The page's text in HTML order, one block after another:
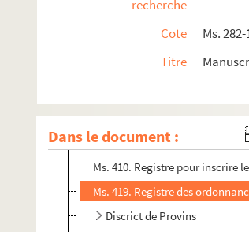
recherche
Cote
Ms.
Titre
Dans le document :
Œuvres d'auteurs de Provins
Actes de Provins et de ses
Ms. 374. Registre de présence
Ms. 398. Extraits des registres
Ms. 410. Registre pour inscrire
Ms. 419. Registre des
Discrict de Provins